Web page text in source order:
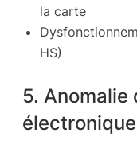
la carte
HS)
5. Anomalie